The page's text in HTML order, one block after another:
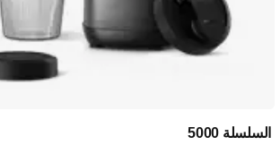
السلسلة 5000